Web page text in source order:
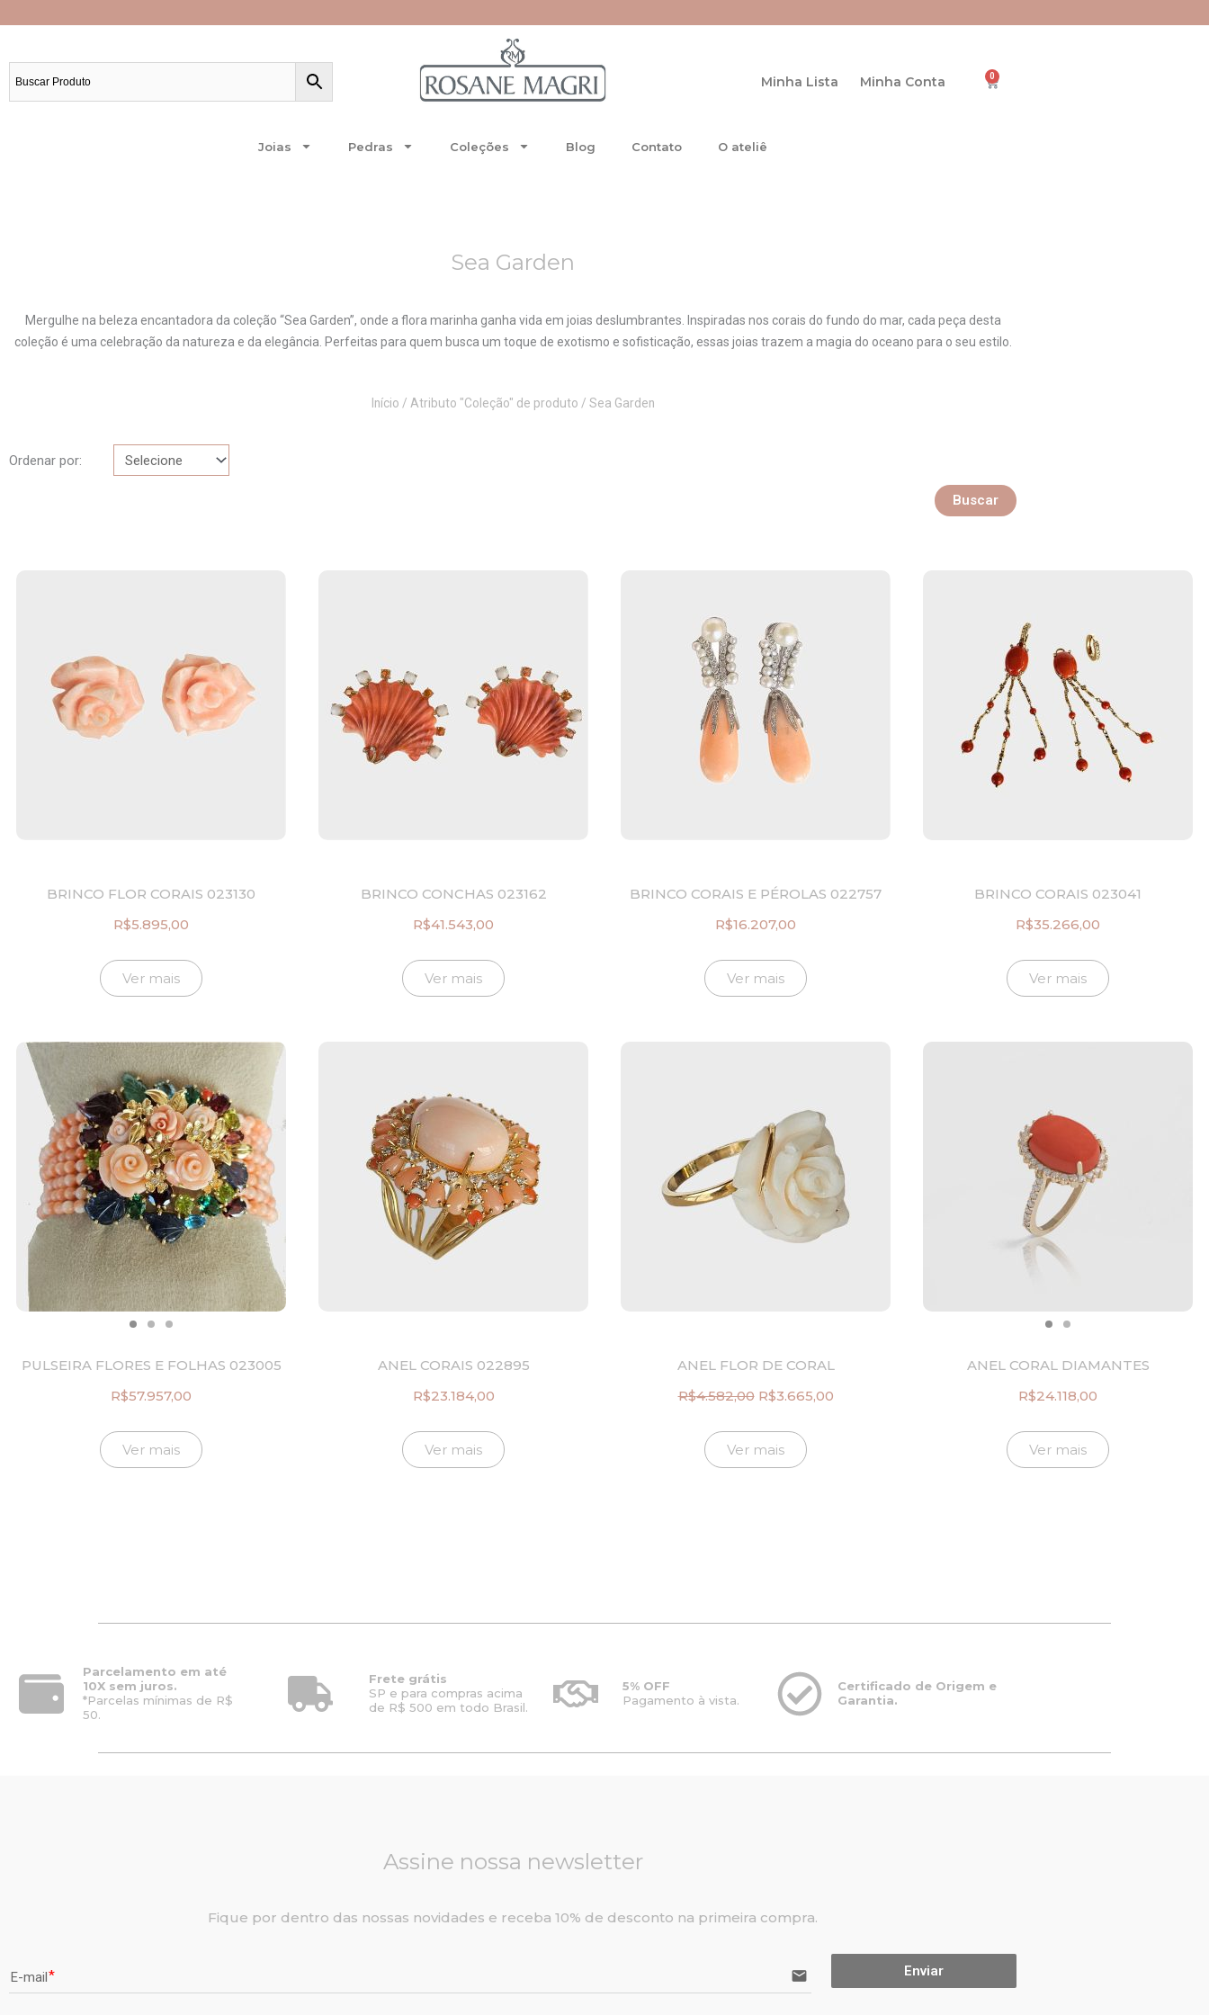
conteúdo
Frete grátis para todo o Brasil. Minha Lista Minha Conta 0
Cart
Joias Pedras Coleções Blog Contato O ateliê
Sea Garden
Mergulhe na beleza encantadora da coleção “Sea Garden”, onde a flora marinha ganha vida em joias deslumbrantes. Inspiradas nos corais do fundo do mar, cada peça desta
coleção é uma celebração da natureza e da elegância. Perfeitas para quem busca um toque de exotismo e sofisticação, essas joias trazem a magia do oceano para o seu estilo.
Início / Atributo "Coleção" de produto / Sea Garden
Ordenar por:
Buscar
BRINCO FLOR CORAIS 023130
R$5.895,00
Ver mais
BRINCO CONCHAS 023162
R$41.543,00
Ver mais
BRINCO CORAIS E PÉROLAS 022757
R$16.207,00
Ver mais
BRINCO CORAIS 023041
R$35.266,00
Ver mais
PULSEIRA FLORES E FOLHAS 023005
R$57.957,00
Ver mais
ANEL CORAIS 022895
R$23.184,00
Ver mais
ANEL FLOR DE CORAL
R$4.582,00
original
era:
R$3.665,00
Ver mais
ANEL CORAL DIAMANTES
R$24.118,00
Ver mais
Parcelamento em até
10X sem juros.
*Parcelas mínimas de R$
50.
Frete grátis
SP e para compras acima
de R$ 500 em todo Brasil.
5% OFF
Pagamento à vista.
Certificado de Origem e
Garantia.
Assine nossa newsletter
Fique por dentro das nossas novidades e receba 10% de desconto na primeira compra.
E-mail email Enviar